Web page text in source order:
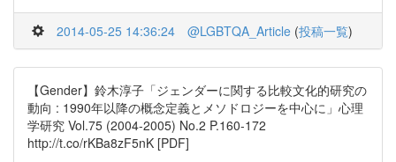
2014-05-25 14:36:24 @LGBTQA_Article (投稿一覧)
【Gender】鈴木淳子「ジェンダーに関する比較文化的研究の
動向 : 1990年以降の概念定義とメソドロジーを中心に」心理
学研究 Vol.75 (2004-2005) No.2 P.160-172
http://t.co/rKBa8zF5nK [PDF]